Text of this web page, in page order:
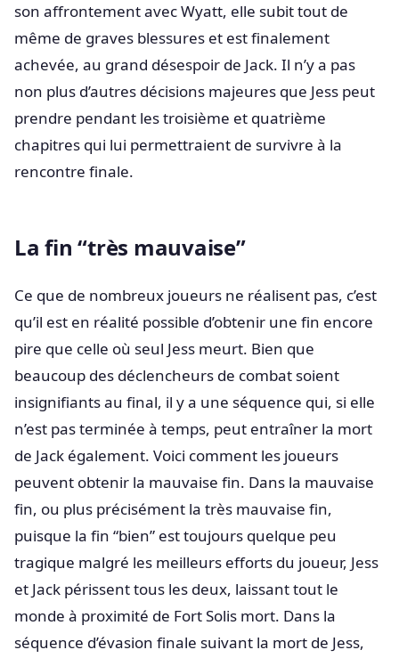
son affrontement avec Wyatt, elle subit tout de
même de graves blessures et est finalement
achevée, au grand désespoir de Jack. Il n’y a pas
non plus d’autres décisions majeures que Jess peut
prendre pendant les troisième et quatrième
chapitres qui lui permettraient de survivre à la
rencontre finale.
La fin “très mauvaise”
Ce que de nombreux joueurs ne réalisent pas, c’est
qu’il est en réalité possible d’obtenir une fin encore
pire que celle où seul Jess meurt. Bien que
beaucoup des déclencheurs de combat soient
insignifiants au final, il y a une séquence qui, si elle
n’est pas terminée à temps, peut entraîner la mort
de Jack également. Voici comment les joueurs
peuvent obtenir la mauvaise fin. Dans la mauvaise
fin, ou plus précisément la très mauvaise fin,
puisque la fin “bien” est toujours quelque peu
tragique malgré les meilleurs efforts du joueur, Jess
et Jack périssent tous les deux, laissant tout le
monde à proximité de Fort Solis mort. Dans la
séquence d’évasion finale suivant la mort de Jess,